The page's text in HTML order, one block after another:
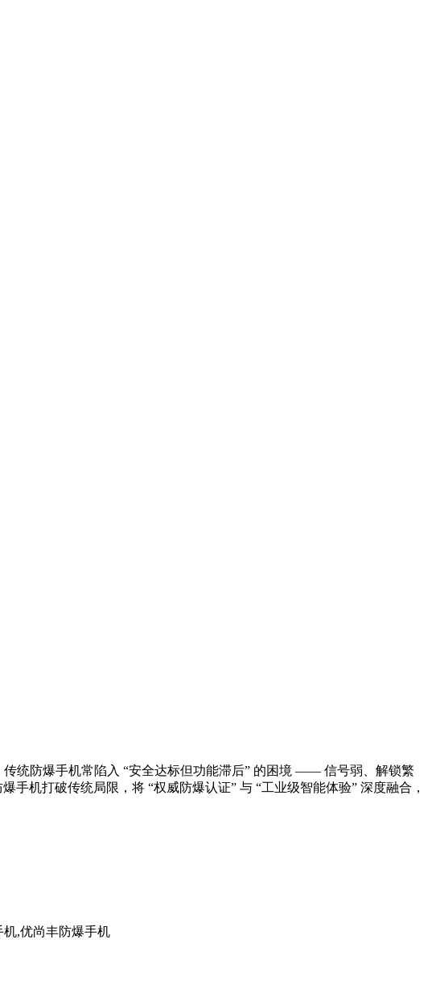
统防爆手机常陷入 “安全达标但功能滞后” 的困境 —— 信号弱、解锁繁
机打破传统局限，将 “权威防爆认证” 与 “工业级智能体验” 深度融合，
,优尚丰防爆手机